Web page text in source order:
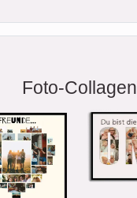
Foto-Collagen